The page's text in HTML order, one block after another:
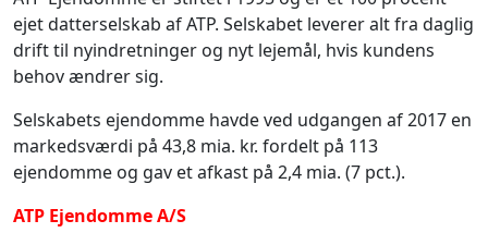
ejet datterselskab af ATP. Selskabet leverer alt fra daglig
drift til nyindretninger og nyt lejemål, hvis kundens
behov ændrer sig.
Selskabets ejendomme havde ved udgangen af 2017 en
markedsværdi på 43,8 mia. kr. fordelt på 113
ejendomme og gav et afkast på 2,4 mia. (7 pct.).
ATP Ejendomme A/S